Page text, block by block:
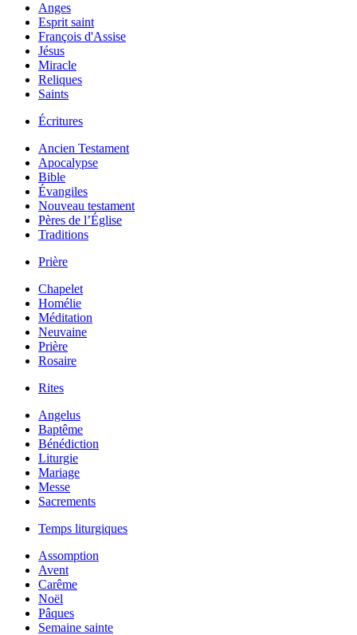
Anges
Esprit saint
François d'Assise
Jésus
Miracle
Reliques
Saints
Écritures
Ancien Testament
Apocalypse
Bible
Évangiles
Nouveau testament
Pères de l’Église
Traditions
Prière
Chapelet
Homélie
Méditation
Neuvaine
Prière
Rosaire
Rites
Angelus
Baptême
Bénédiction
Liturgie
Mariage
Messe
Sacrements
Temps liturgiques
Assomption
Avent
Carême
Noël
Pâques
Semaine sainte